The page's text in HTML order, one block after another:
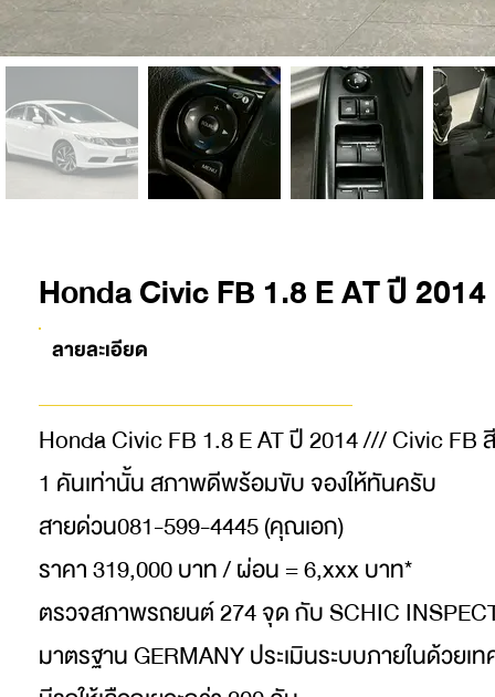
Honda Civic FB 1.8 E AT ปี 2014
ลายละเอียด
Honda Civic FB 1.8 E AT ปี 2014 /// Civic FB
1 คันเท่านั้น สภาพดีพร้อมขับ จองให้ทันครับ
สายด่วน081-599-4445 (คุณเอก)
ราคา 319,000 บาท / ผ่อน = 6,xxx บาท*
ตรวจสภาพรถยนต์ 274 จุด กับ SCHIC
มาตรฐาน GERMANY ประเมินระบบภายในด้วยเ